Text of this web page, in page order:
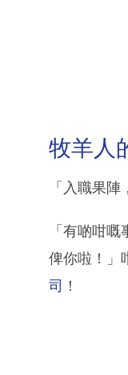
牧羊人
「入職果
「有啲咁
俾你啦！」
司
！